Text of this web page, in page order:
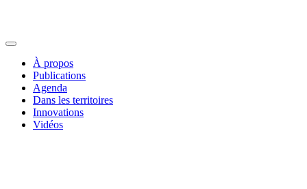
À propos
Publications
Agenda
Dans les territoires
Innovations
Vidéos